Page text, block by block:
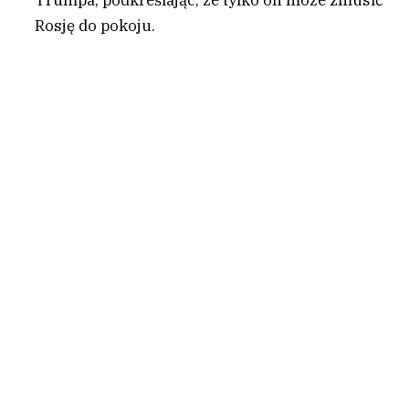
Rosję do pokoju.